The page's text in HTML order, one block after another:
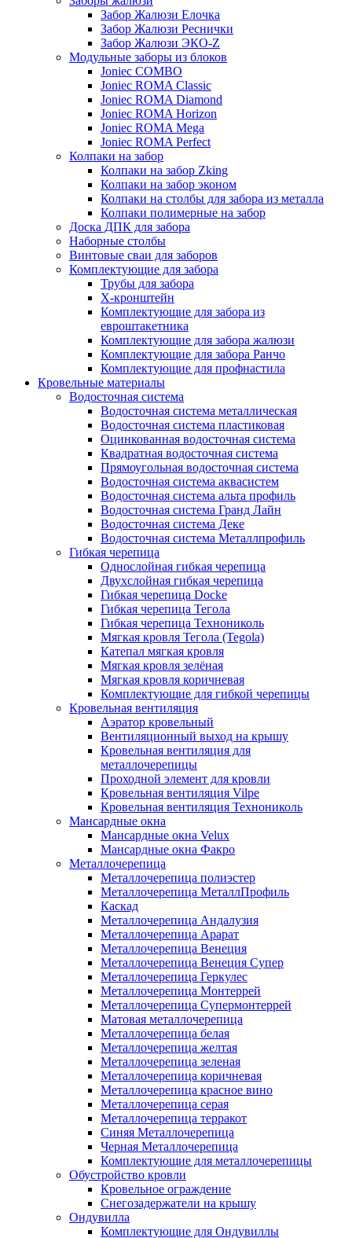
Забор Жалюзи Елочка
Забор Жалюзи Реснички
Забор Жалюзи ЭКО-Z
Модульные заборы из блоков
Joniec COMBO
Joniec ROMA Classic
Joniec ROMA Diamond
Joniec ROMA Horizon
Joniec ROMA Mega
Joniec ROMA Perfect
Колпаки на забор
Колпаки на забор Zking
Колпаки на забор эконом
Колпаки на столбы для забора из металла
Колпаки полимерные на забор
Доска ДПК для забора
Наборные столбы
Винтовые сваи для заборов
Комплектующие для забора
Трубы для забора
Х-кронштейн
Комплектующие для забора из
евроштакетника
Комплектующие для забора жалюзи
Комплектующие для забора Ранчо
Комплектующие для профнастила
Кровельные материалы
Водосточная система
Водосточная система металлическая
Водосточная система пластиковая
Оцинкованная водосточная система
Квадратная водосточная система
Прямоугольная водосточная система
Водосточная система аквасистем
Водосточная система альта профиль
Водосточная система Гранд Лайн
Водосточная система Деке
Водосточная система Металлпрофиль
Гибкая черепица
Однослойная гибкая черепица
Двухслойная гибкая черепица
Гибкая черепица Docke
Гибкая черепица Тегола
Гибкая черепица Технониколь
Мягкая кровля Тегола (Tegola)
Катепал мягкая кровля
Мягкая кровля зелёная
Мягкая кровля коричневая
Комплектующие для гибкой черепицы
Кровельная вентиляция
Аэратор кровельный
Вентиляционный выход на крышу
Кровельная вентиляция для
металлочерепицы
Проходной элемент для кровли
Кровельная вентиляция Vilpe
Кровельная вентиляция Технониколь
Мансардные окна
Мансардные окна Velux
Мансардные окна Факро
Металлочерепица
Металлочерепица полиэстер
Металлочерепица МеталлПрофиль
Каскад
Металлочерепица Андалузия
Металлочерепица Арарат
Металлочерепица Венеция
Металлочерепица Венеция Супер
Металлочерепица Геркулес
Металлочерепица Монтеррей
Металлочерепица Супермонтеррей
Матовая металлочерепица
Металлочерепица белая
Металлочерепица желтая
Металлочерепица зеленая
Металлочерепица коричневая
Металлочерепица красное вино
Металлочерепица серая
Металлочерепица терракот
Синяя Металлочерепица
Черная Металлочерепица
Комплектующие для металлочерепицы
Обустройство кровли
Кровельное ограждение
Снегозадержатели на крышу
Ондувилла
Комплектующие для Ондувиллы